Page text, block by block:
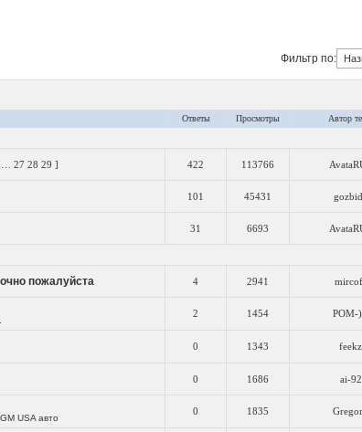
Фильтр по:
Ответы Просмотры Автор
27 28 29 ] 422 113766
101 45431
31 6693
пожалуйста 4 2941
2 1454 POM-
0 1343 feekz
0 1686 ai-92
USA авто
0 1835